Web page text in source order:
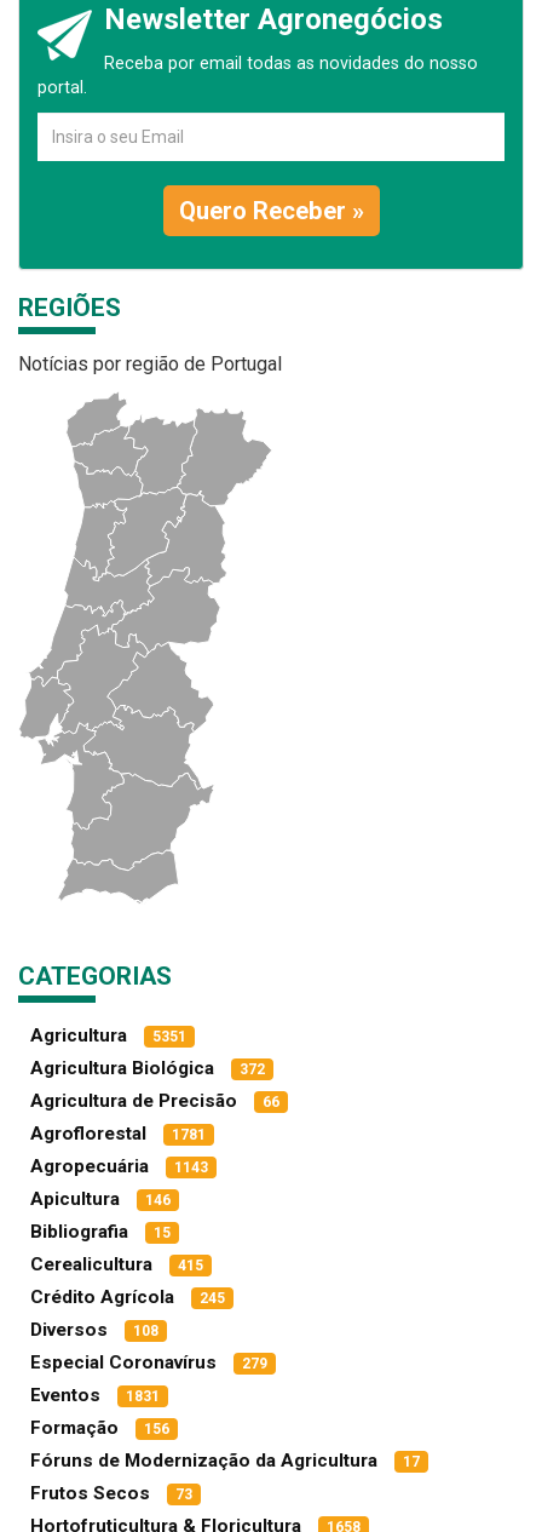
Newsletter Agronegócios
Receba por email todas as novidades do nosso
portal.
Quero Receber »
REGIÕES
Notícias por região de Portugal
CATEGORIAS
Agricultura 5351
Agricultura Biológica 372
Agricultura de Precisão 66
Agroflorestal 1781
Agropecuária 1143
Apicultura 146
Bibliografia 15
Cerealicultura 415
Crédito Agrícola 245
Diversos 108
Especial Coronavírus 279
Eventos 1831
Formação 156
Fóruns de Modernização da Agricultura 17
Frutos Secos 73
Hortofruticultura & Floricultura 1658